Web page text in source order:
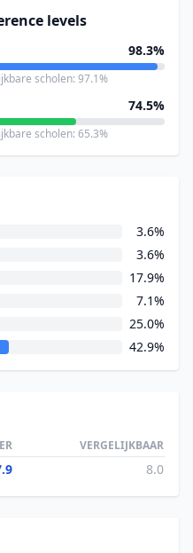
levels
98.3%
scholen: 97.1%
74.5%
scholen: 65.3%
3.6%
3.6%
17.9%
7.1%
25.0%
42.9%
VERGELIJKBAAR
8.0